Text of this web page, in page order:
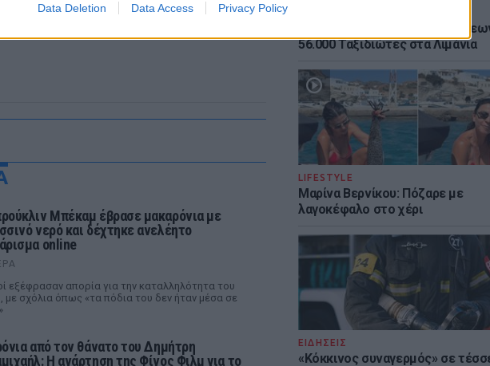
Data Deletion Data Access Privacy Policy
Αύγουστος: Ρεκόρ
56.000 Ταξιδιώτες στα Λιμάνια
LIFESTYLE
Μαρίνα Βερνίκου: Πόζαρε με
λαγοκέφαλο στο χέρι
ΕΙΔΗΣΕΙΣ
«Κόκκινος συναγερμός» σε
Μπέκαμ έβρασε μακαρόνια με
νερό και δέχτηκε ανελέητο
online
εξέφρασαν απορία για την καταλληλότητα του
με σχόλια όπως «τα πόδια του δεν ήταν μέσα σε
από τον θάνατο του Δημήτρη
Η ανάρτηση της Φίνος Φιλμ για το